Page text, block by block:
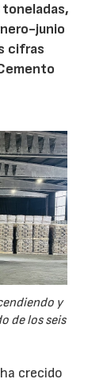
junio
cifras
y
de los seis
crecido